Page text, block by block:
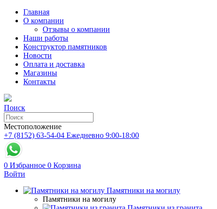
Главная
О компании
Отзывы о компании
Наши работы
Конструктор памятников
Новости
Оплата и доставка
Магазины
Контакты
Поиск
Местоположение
+7 (8152) 63-54-04 Ежедневно 9:00-18:00
0 Избранное 0 Корзина
Войти
Памятники на могилу
Памятники на могилу